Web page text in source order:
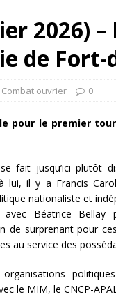
2026)
de Fort-
Combat ouvrier 0
pour le premier
fait jusqu’ici plutôt
lui, il y a Francis
nationaliste et
Béatrice Bellay
de surprenant pour
au service des
le MIM, le CNCP-